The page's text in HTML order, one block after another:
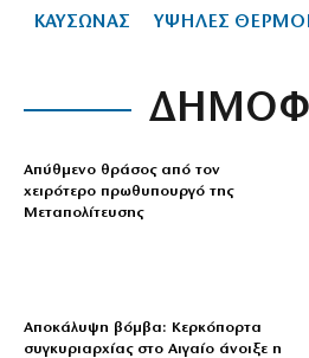
ΚΑΥΣΩΝΑΣ
ΥΨΗΛΕΣ
Απύθμενο θράσος από τον
χειρότερο πρωθυπουργό της
Μεταπολίτευσης
Αποκάλυψη βόμβα: Κερκόπορτα
συγκυριαρχίας στο Αιγαίο άνοιξε η